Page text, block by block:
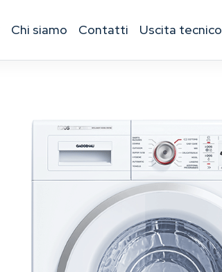
chi siamo contatti uscita tecnico